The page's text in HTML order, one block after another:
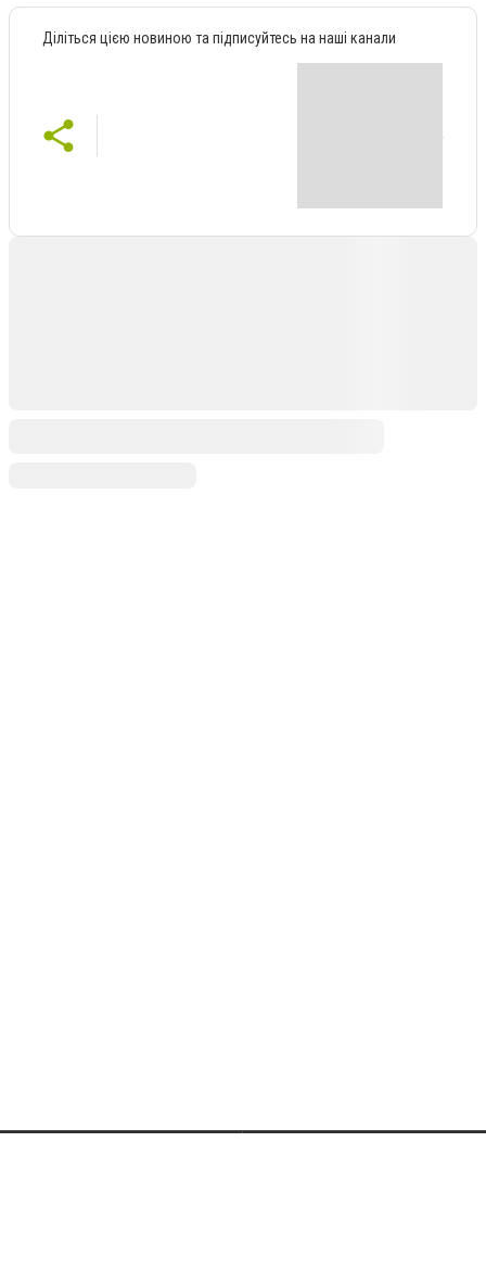
Діліться цією новиною та підписуйтесь на наші канали